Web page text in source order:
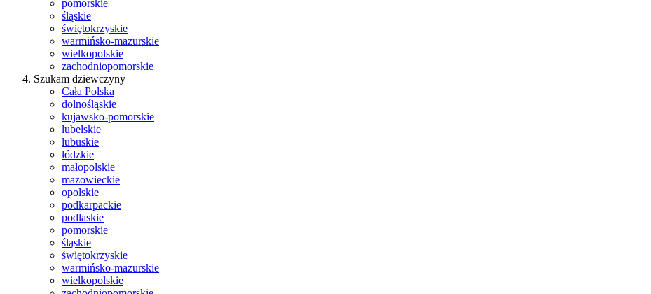
pomorskie
śląskie
świętokrzyskie
warmińsko-mazurskie
wielkopolskie
zachodniopomorskie
Szukam dziewczyny
Cała Polska
dolnośląskie
kujawsko-pomorskie
lubelskie
lubuskie
łódzkie
małopolskie
mazowieckie
opolskie
podkarpackie
podlaskie
pomorskie
śląskie
świętokrzyskie
warmińsko-mazurskie
wielkopolskie